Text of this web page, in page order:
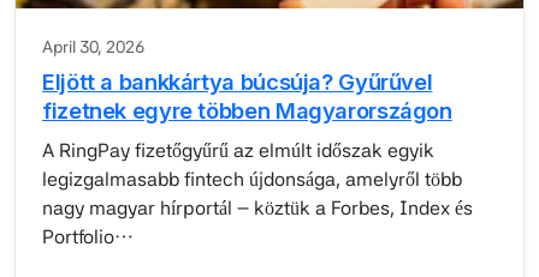
April 30, 2026
Eljött a bankkártya búcsúja? Gyűrűvel
fizetnek egyre többen Magyarországon
A RingPay fizetőgyűrű az elmúlt időszak egyik
legizgalmasabb fintech újdonsága, amelyről több
nagy magyar hírportál – köztük a Forbes, Index és
Portfolio…